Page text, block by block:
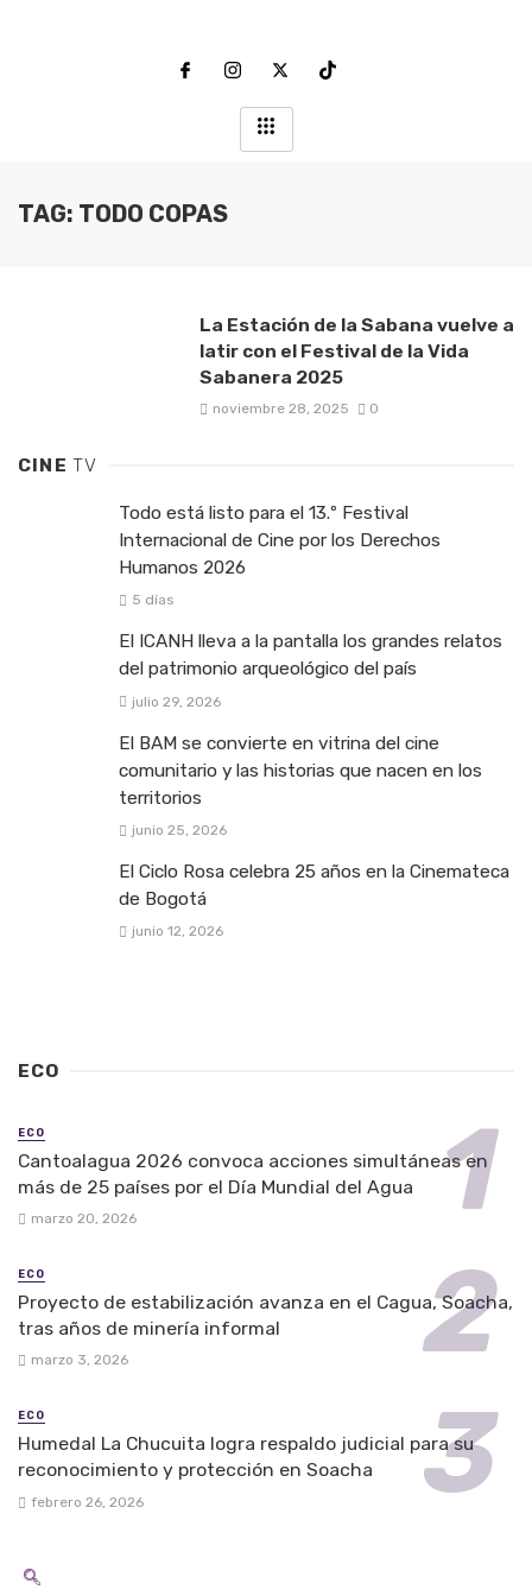
TAG: TODO COPAS
La Estación de la Sabana vuelve a
latir con el Festival de la Vida
Sabanera 2025
noviembre 28, 2025 0
CINETV
Todo está listo para el 13.º Festival
Internacional de Cine por los Derechos
Humanos 2026
5 días
El ICANH lleva a la pantalla los grandes relatos
del patrimonio arqueológico del país
julio 29, 2026
El BAM se convierte en vitrina del cine
comunitario y las historias que nacen en los
territorios
junio 25, 2026
El Ciclo Rosa celebra 25 años en la Cinemateca
de Bogotá
junio 12, 2026
ECO
ECO
Cantoalagua 2026 convoca acciones simultáneas en
más de 25 países por el Día Mundial del Agua
marzo 20, 2026
ECO
Proyecto de estabilización avanza en el Cagua, Soacha,
tras años de minería informal
marzo 3, 2026
ECO
Humedal La Chucuita logra respaldo judicial para su
reconocimiento y protección en Soacha
febrero 26, 2026